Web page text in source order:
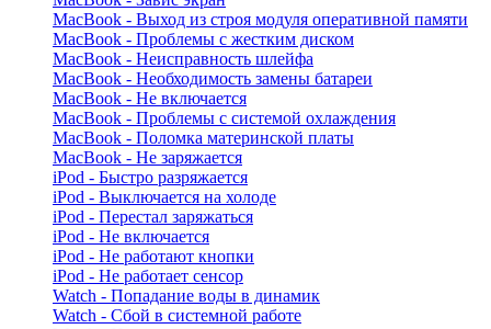
MacBook - Выход из строя модуля оперативной памяти
MacBook - Проблемы с жестким диском
MacBook - Неисправность шлейфа
MacBook - Необходимость замены батареи
MacBook - Не включается
MacBook - Проблемы с системой охлаждения
MacBook - Поломка материнской платы
MacBook - Не заряжается
iPod - Быстро разряжается
iPod - Выключается на холоде
iPod - Перестал заряжаться
iPod - Не включается
iPod - Не работают кнопки
iPod - Не работает сенсор
Watch - Попадание воды в динамик
Watch - Сбой в системной работе